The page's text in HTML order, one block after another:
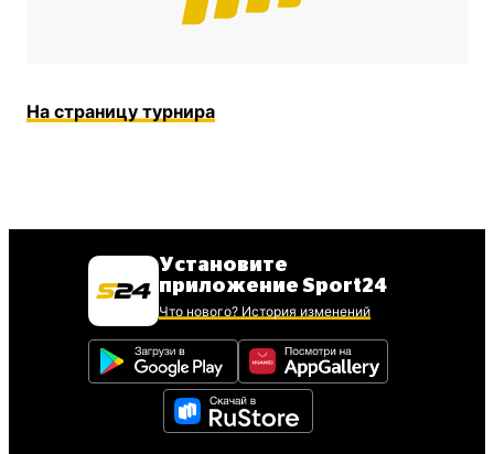
На страницу турнира
Установите
приложение Sport24
Что нового? История изменений